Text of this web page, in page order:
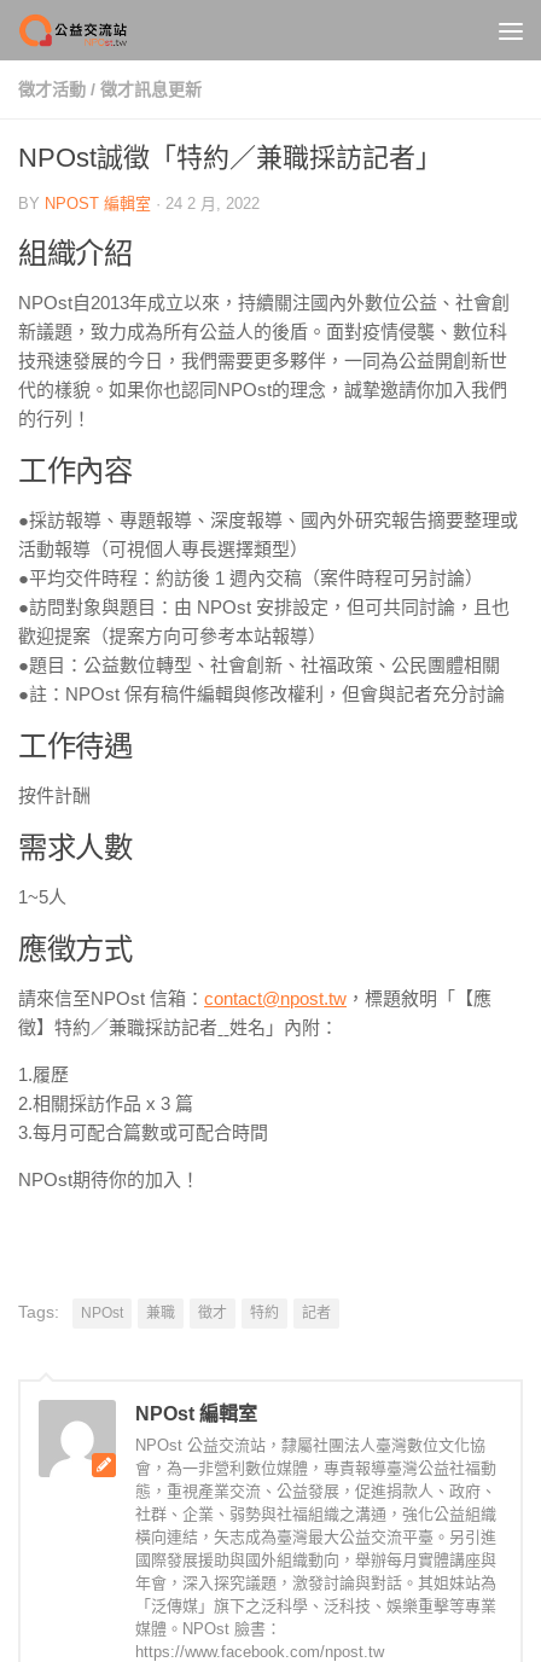
Skip to content
徵才活動 / 徵才訊息更新
NPOst誠徵「特約／兼職採訪記者」
BY NPOST 編輯室 · 24 2 月, 2022
組織介紹
NPOst自2013年成立以來，持續關注國內外數位公益、社會創
新議題，致力成為所有公益人的後盾。面對疫情侵襲、數位科
技飛速發展的今日，我們需要更多夥伴，一同為公益開創新世
代的樣貌。如果你也認同NPOst的理念，誠摯邀請你加入我們
的行列！
工作內容
●採訪報導、專題報導、深度報導、國內外研究報告摘要整理或
活動報導（可視個人專長選擇類型）
●平均交件時程：約訪後 1 週內交稿（案件時程可另討論）
●訪問對象與題目：由 NPOst 安排設定，但可共同討論，且也
歡迎提案（提案方向可參考本站報導）
●題目：公益數位轉型、社會創新、社福政策、公民團體相關
●註：NPOst 保有稿件編輯與修改權利，但會與記者充分討論
工作待遇
按件計酬
需求人數
1~5人
應徵方式
請來信至NPOst 信箱： contact@npost.tw ，標題敘明「【應
徵】特約／兼職採訪記者ˍˍ姓名」內附：
1.履歷
2.相關採訪作品 x 3 篇
3.每月可配合篇數或可配合時間
NPOst期待你的加入！
Tags: NPOst 兼職 徵才 特約 記者
NPOst 編輯室
NPOst 公益交流站，隸屬社團法人臺灣數位文化協
會，為一非營利數位媒體，專責報導臺灣公益社福動
態，重視產業交流、公益發展，促進捐款人、政府、
社群、企業、弱勢與社福組織之溝通，強化公益組織
橫向連結，矢志成為臺灣最大公益交流平臺。另引進
國際發展援助與國外組織動向，舉辦每月實體講座與
年會，深入探究議題，激發討論與對話。其姐妹站為
「泛傳媒」旗下之泛科學、泛科技、娛樂重擊等專業
媒體。NPOst 臉書：
https://www.facebook.com/npost.tw